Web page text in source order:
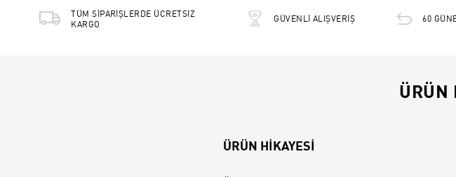
TÜM SİPARİŞLERDE ÜCRETSİZ
KARGO
GÜVENLİ ALIŞVERİŞ 60
ÜRÜN
ÜRÜN HİKAYESİ